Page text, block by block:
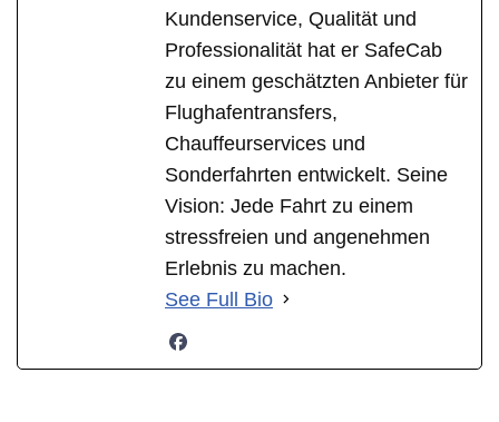
Kundenservice, Qualität und
Professionalität hat er SafeCab
zu einem geschätzten Anbieter für
Flughafentransfers,
Chauffeurservices und
Sonderfahrten entwickelt. Seine
Vision: Jede Fahrt zu einem
stressfreien und angenehmen
Erlebnis zu machen.
See Full Bio